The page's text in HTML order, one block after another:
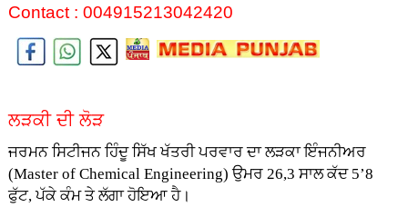
Contact : 004915213042420
ਲੜਕੀ ਦੀ ਲੋੜ
ਜਰਮਨ ਸਿਟੀਜਨ ਹਿੰਦੂ ਸਿੱਖ ਖੱਤਰੀ ਪਰਵਾਰ ਦਾ ਲੜਕਾ ਇੰਜਨੀਅਰ
(Master of Chemical Engineering)ਉਮਰ 26,3 ਸਾਲ ਕੱਦ 5’8
ਫੁੱਟ, ਪੱਕੇ ਕੰਮ ਤੇ ਲੱਗਾ ਹੋਇਆ ਹੈ।